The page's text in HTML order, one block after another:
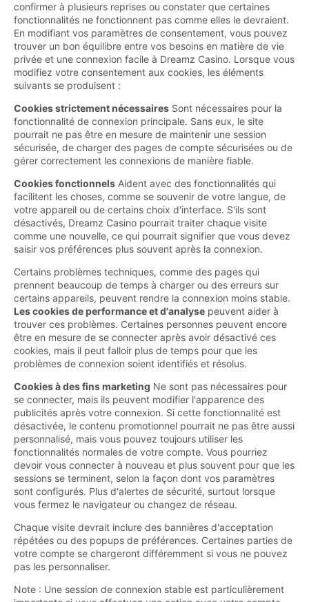
confirmer à plusieurs reprises ou constater que certaines
fonctionnalités ne fonctionnent pas comme elles le devraient.
En modifiant vos paramètres de consentement, vous pouvez
trouver un bon équilibre entre vos besoins en matière de vie
privée et une connexion facile à Dreamz Casino. Lorsque vous
modifiez votre consentement aux cookies, les éléments
suivants se produisent :
Cookies strictement nécessaires Sont nécessaires pour la
fonctionnalité de connexion principale. Sans eux, le site
pourrait ne pas être en mesure de maintenir une session
sécurisée, de charger des pages de compte sécurisées ou de
gérer correctement les connexions de manière fiable.
Cookies fonctionnels Aident avec des fonctionnalités qui
facilitent les choses, comme se souvenir de votre langue, de
votre appareil ou de certains choix d'interface. S'ils sont
désactivés, Dreamz Casino pourrait traiter chaque visite
comme une nouvelle, ce qui pourrait signifier que vous devez
saisir vos préférences plus souvent après la connexion.
Certains problèmes techniques, comme des pages qui
prennent beaucoup de temps à charger ou des erreurs sur
certains appareils, peuvent rendre la connexion moins stable.
Les cookies de performance et d'analyse peuvent aider à
trouver ces problèmes. Certaines personnes peuvent encore
être en mesure de se connecter après avoir désactivé ces
cookies, mais il peut falloir plus de temps pour que les
problèmes de connexion soient identifiés et résolus.
Cookies à des fins marketing Ne sont pas nécessaires pour
se connecter, mais ils peuvent modifier l'apparence des
publicités après votre connexion. Si cette fonctionnalité est
désactivée, le contenu promotionnel pourrait ne pas être aussi
personnalisé, mais vous pouvez toujours utiliser les
fonctionnalités normales de votre compte. Vous pourriez
devoir vous connecter à nouveau et plus souvent pour que les
sessions se terminent, selon la façon dont vos paramètres
sont configurés. Plus d'alertes de sécurité, surtout lorsque
vous fermez le navigateur ou changez de réseau.
Chaque visite devrait inclure des bannières d'acceptation
répétées ou des popups de préférences. Certaines parties de
votre compte se chargeront différemment si vous ne pouvez
pas les personnaliser.
Note : Une session de connexion stable est particulièrement